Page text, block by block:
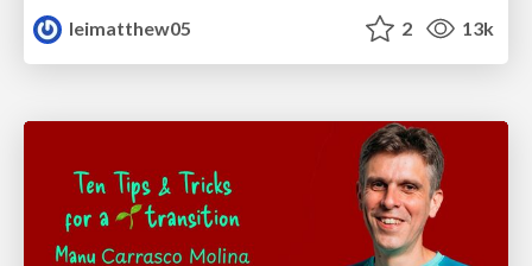
leimatthew05
2 13k